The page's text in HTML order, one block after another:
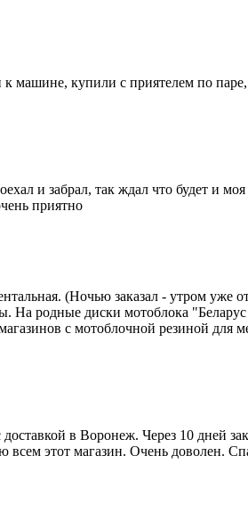
к машине, купили с приятелем по
и забрал, так ждал что будет и
приятно
(Ночью заказал - утром
На родные диски мотоблока
с мотоблочной резиной для
в Воронеж. Через 10 дней
всем этот магазин. Очень доволен.